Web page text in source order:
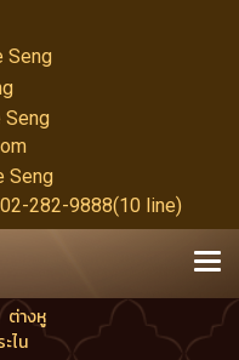
Seng
Seng
Seng
282-9888(10 line)
ต่างหู
ไน